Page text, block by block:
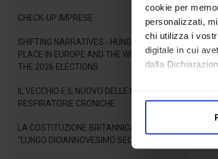
cookie per
personalizzati,
chi utilizza i
digitale in cui
dalla
Identificare
CHECK-UP IMPRESE
SHIFTING NARRATIVES - HUNGARY'S NEW
PLACE IN EUROPE AND THE WORLD AFTER
THE 2026 ELECTIONS
IL VECCHIO E IL NUOVO DELLE MALATTIE
RESPIRATORIE CRONICHE
LA COSTITUZIONE BRITANNICA NEL
“LUNGO DICIANNOVESIMO SECOLO”